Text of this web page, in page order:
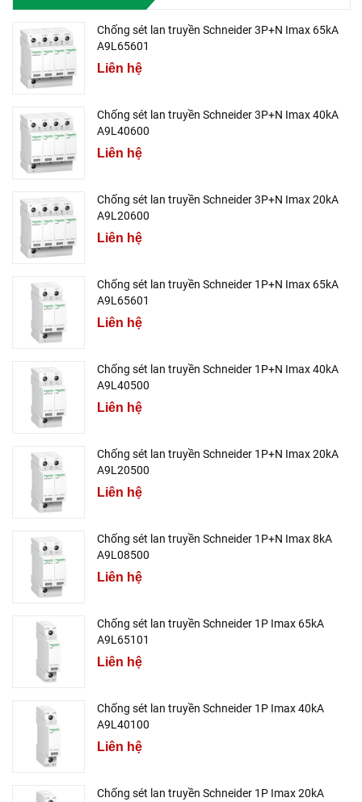
Chống sét lan truyền Schneider 3P+N Imax 65kA
A9L65601
Liên hệ
Chống sét lan truyền Schneider 3P+N Imax 40kA
A9L40600
Liên hệ
Chống sét lan truyền Schneider 3P+N Imax 20kA
A9L20600
Liên hệ
Chống sét lan truyền Schneider 1P+N Imax 65kA
A9L65601
Liên hệ
Chống sét lan truyền Schneider 1P+N Imax 40kA
A9L40500
Liên hệ
Chống sét lan truyền Schneider 1P+N Imax 20kA
A9L20500
Liên hệ
Chống sét lan truyền Schneider 1P+N Imax 8kA
A9L08500
Liên hệ
Chống sét lan truyền Schneider 1P Imax 65kA
A9L65101
Liên hệ
Chống sét lan truyền Schneider 1P Imax 40kA
A9L40100
Liên hệ
Chống sét lan truyền Schneider 1P Imax 20kA